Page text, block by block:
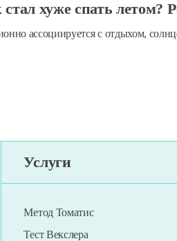
раннего
хуже спать
ассоциируется с отдыхом,
Услуги
Метод Томатис
Тест Векслера